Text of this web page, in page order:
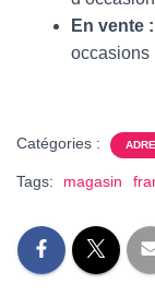
En vente :
occasions
Catégories :
Tags: magasin